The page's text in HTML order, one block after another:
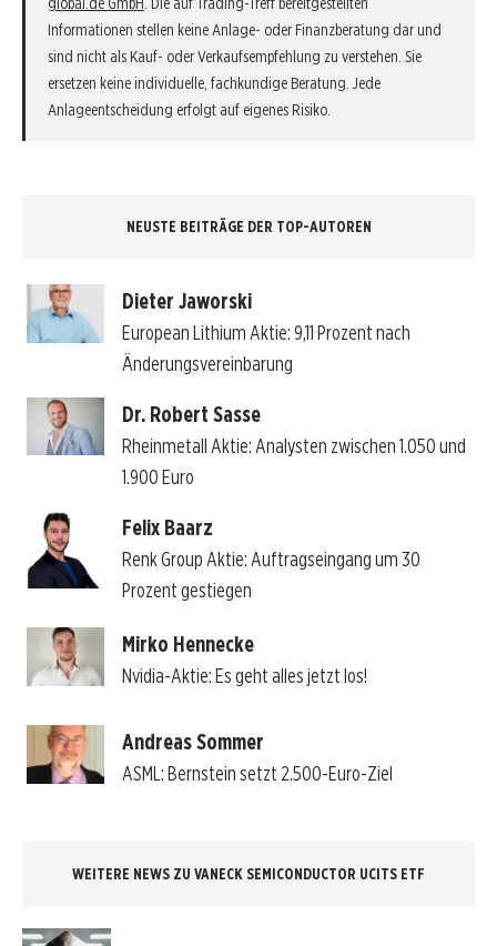
Informationen stellen keine Anlage- oder Finanzberatung dar und
sind nicht als Kauf- oder Verkaufsempfehlung zu verstehen. Sie
ersetzen keine individuelle, fachkundige Beratung. Jede
Anlageentscheidung erfolgt auf eigenes Risiko.
NEUSTE BEITRÄGE DER TOP-AUTOREN
Dieter Jaworski
European Lithium Aktie: 9,11 Prozent nach
Änderungsvereinbarung
Dr. Robert Sasse
Rheinmetall Aktie: Analysten zwischen 1.050 und
1.900 Euro
Felix Baarz
Renk Group Aktie: Auftragseingang um 30
Prozent gestiegen
Mirko Hennecke
Nvidia-Aktie: Es geht alles jetzt los!
Andreas Sommer
ASML: Bernstein setzt 2.500-Euro-Ziel
WEITERE NEWS ZU VANECK SEMICONDUCTOR UCITS ETF